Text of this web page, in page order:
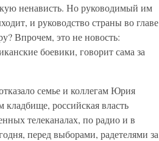
ненависть. Но руководимый им
и руководство страны во главе
Впрочем, это не новость:
боевики, говорит сама за
семье и коллегам Юрия
кладбище, российская власть
телеканалах, по радио и в
перед выборами, радетелями за